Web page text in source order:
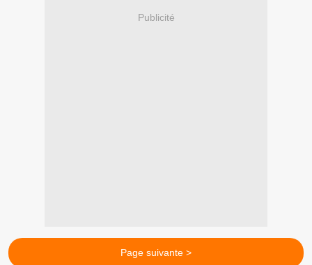
Publicité
Page suivante >